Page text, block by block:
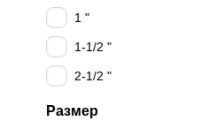
1 "
1-1/2 "
2-1/2 "
Размер